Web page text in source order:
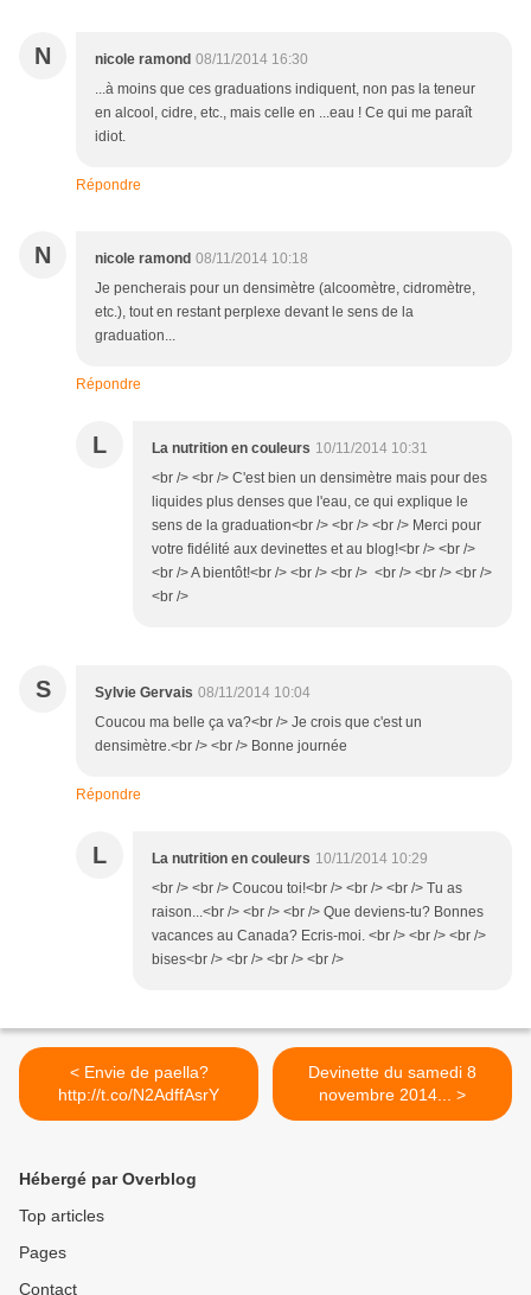
N nicole ramond 08/11/2014 16:30
...à moins que ces graduations indiquent, non pas la teneur
en alcool, cidre, etc., mais celle en ...eau ! Ce qui me paraît
idiot.
Répondre
N nicole ramond 08/11/2014 10:18
Je pencherais pour un densimètre (alcoomètre, cidromètre,
etc.), tout en restant perplexe devant le sens de la
graduation...
Répondre
L La nutrition en couleurs 10/11/2014 10:31
<br /> <br /> C'est bien un densimètre mais pour des
liquides plus denses que l'eau, ce qui explique le
sens de la graduation<br /> <br /> <br /> Merci pour
votre fidélité aux devinettes et au blog!<br /> <br />
<br /> A bientôt!<br /> <br /> <br /> <br /> <br /> <br />
<br />
S Sylvie Gervais 08/11/2014 10:04
Coucou ma belle ça va?<br /> Je crois que c'est un
densimètre.<br /> <br /> Bonne journée
Répondre
L La nutrition en couleurs 10/11/2014 10:29
<br /> <br /> Coucou toi!<br /> <br /> <br /> Tu as
raison...<br /> <br /> <br /> Que deviens-tu? Bonnes
vacances au Canada? Ecris-moi. <br /> <br /> <br />
bises<br /> <br /> <br /> <br />
< Envie de paella?
http://t.co/N2AdffAsrY
Devinette du samedi 8
novembre 2014... >
Hébergé par Overblog
Top articles
Pages
Contact